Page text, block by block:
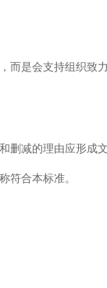
是会支持组织致
减的理由应形成文
合本标准。